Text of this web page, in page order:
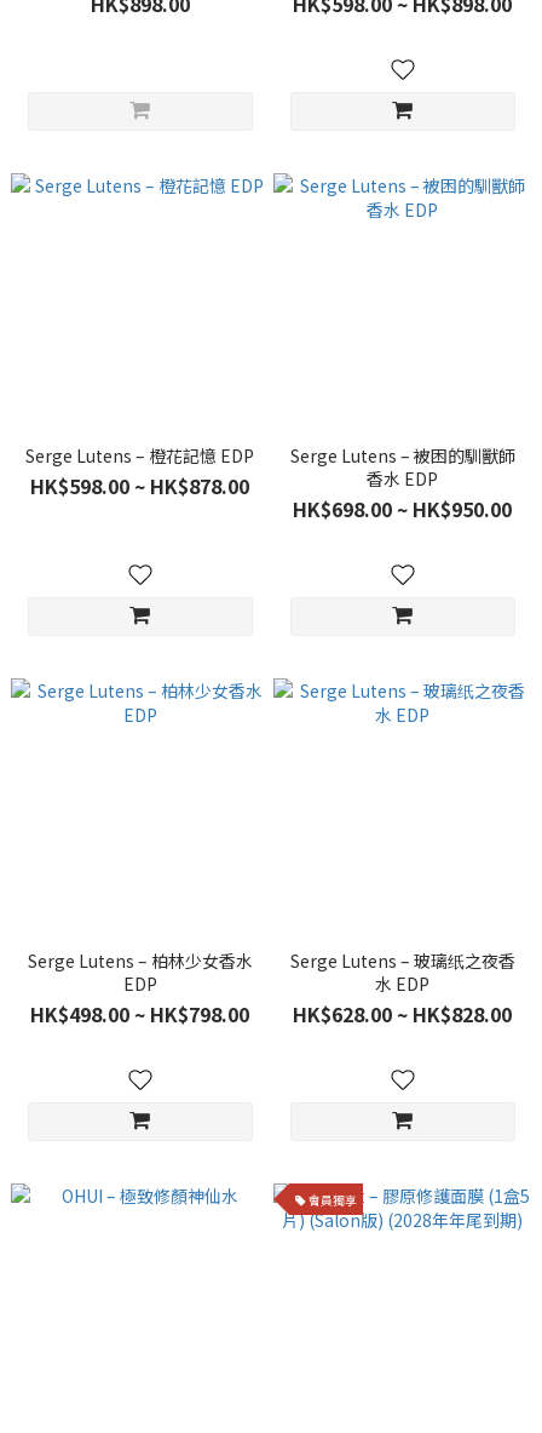
Serge Lutens – 橙花記憶 EDP
HK$598.00 ~ HK$878.00
Serge Lutens – 被困的馴獸師
香水 EDP
HK$698.00 ~ HK$950.00
Serge Lutens – 柏林少女香水
EDP
HK$498.00 ~ HK$798.00
Serge Lutens – 玻璃纸之夜香
水 EDP
HK$628.00 ~ HK$828.00
會員獨享